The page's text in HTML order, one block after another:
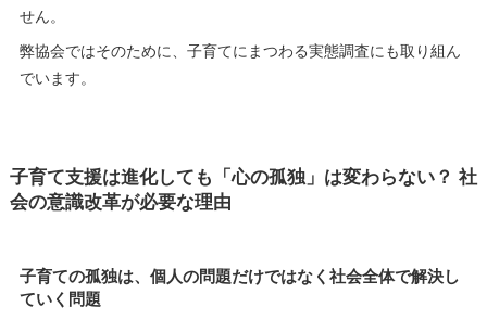
せん。
弊協会ではそのために、子育てにまつわる実態調査にも取り組ん
でいます。
子育て支援は進化しても「心の孤独」は変わらない？ 社
会の意識改革が必要な理由
子育ての孤独は、個人の問題だけではなく社会全体で解決し
ていく問題